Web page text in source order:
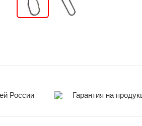
России Гарантия на